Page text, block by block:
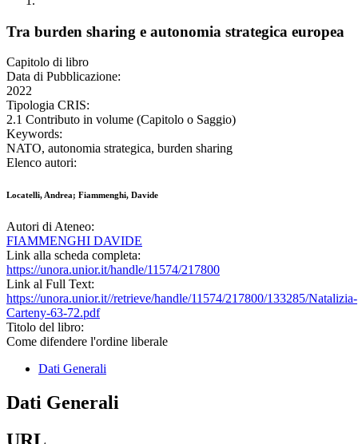
Tra burden sharing e autonomia strategica europea
Capitolo di libro
Data di Pubblicazione:
2022
Tipologia CRIS:
2.1 Contributo in volume (Capitolo o Saggio)
Keywords:
NATO, autonomia strategica, burden sharing
Elenco autori:
Locatelli, Andrea; Fiammenghi, Davide
Autori di Ateneo:
FIAMMENGHI DAVIDE
Link alla scheda completa:
https://unora.unior.it/handle/11574/217800
Link al Full Text:
https://unora.unior.it//retrieve/handle/11574/217800/133285/Natalizia-
Carteny-63-72.pdf
Titolo del libro:
Come difendere l'ordine liberale
Dati Generali
Dati Generali